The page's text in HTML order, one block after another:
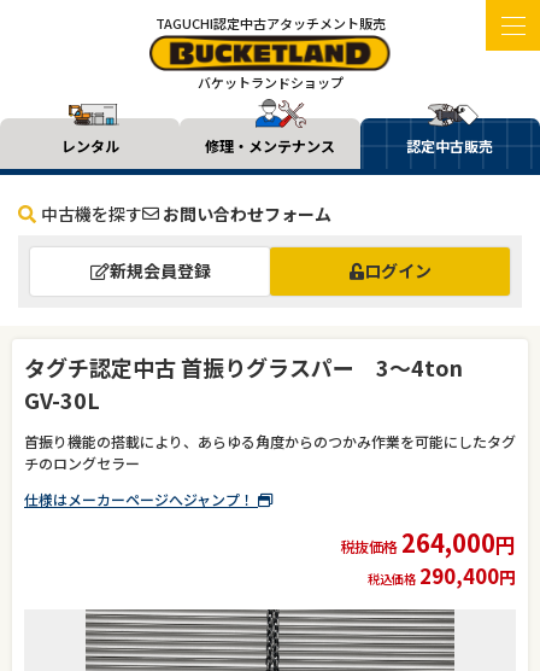
TAGUCHI認定中古アタッチメント販売
バケットランドショップ
レンタル 修理・メンテナンス 認定中古販売
中古機を探す お問い合わせフォーム
新規会員登録 ログイン
タグチ認定中古 首振りグラスパー 3～4ton
GV-30L
首振り機能の搭載により、あらゆる角度からのつかみ作業を可能にしたタグ
チのロングセラー
仕様はメーカーページへジャンプ！
税抜価格 264,000円
税込価格 290,400円